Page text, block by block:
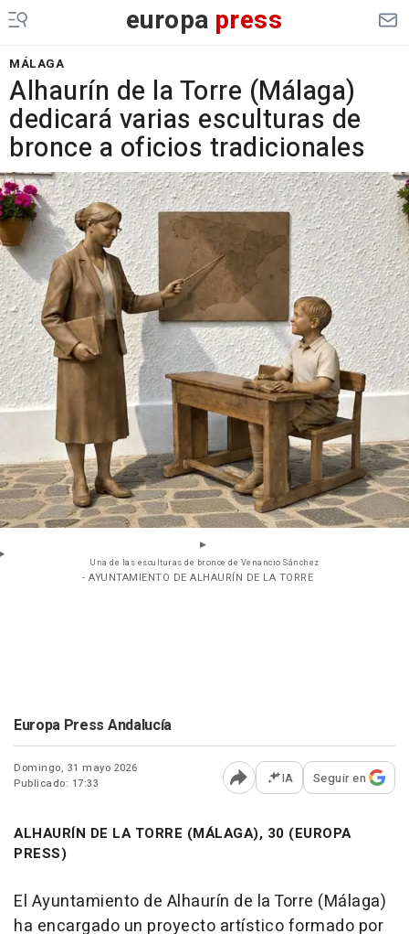
europa press
MÁLAGA
Alhaurín de la Torre (Málaga)
dedicará varias esculturas de
bronce a oficios tradicionales
Una de las esculturas de bronce de Venancio Sánchez
- AYUNTAMIENTO DE ALHAURÍN DE LA TORRE
Europa Press Andalucía
Domingo, 31 mayo 2026
Publicado: 17:33
Abrir opciones para
IA Seguir en
ALHAURÍN DE LA TORRE (MÁLAGA), 30 (EUROPA
PRESS)
El Ayuntamiento de Alhaurín de la Torre (Málaga)
ha encargado un proyecto artístico formado por